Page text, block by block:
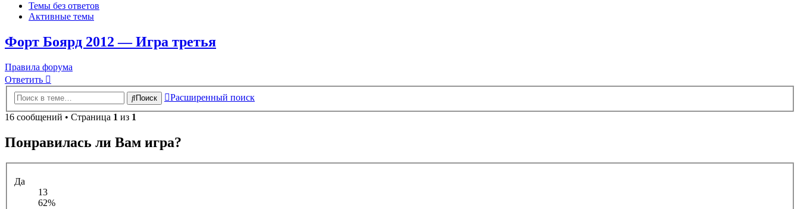
Темы без ответов
Активные темы
Форт Боярд 2012 — Игра третья
Правила форума
Ответить
Поиск
Расширенный поиск
16 сообщений • Страница 1 из 1
Понравилась ли Вам игра?
Да
13
62%